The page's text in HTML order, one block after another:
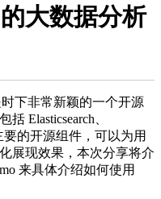
大数据分析
时下非常新颖的一个开源
Elasticsearch、
要的开源组件，可以为用
展现效果，本次分享将介
来具体介绍如何使用